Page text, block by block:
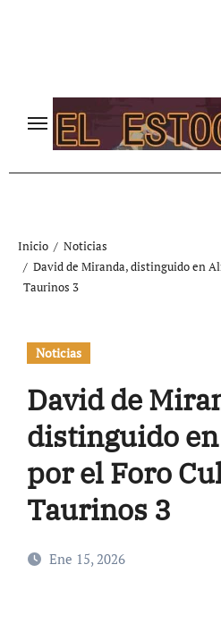
Inicio
Noticias
David de Miranda, distinguido en
Taurinos 3
Noticias
David de
distinguido
por el Foro
Taurinos 3
Ene 15, 2026